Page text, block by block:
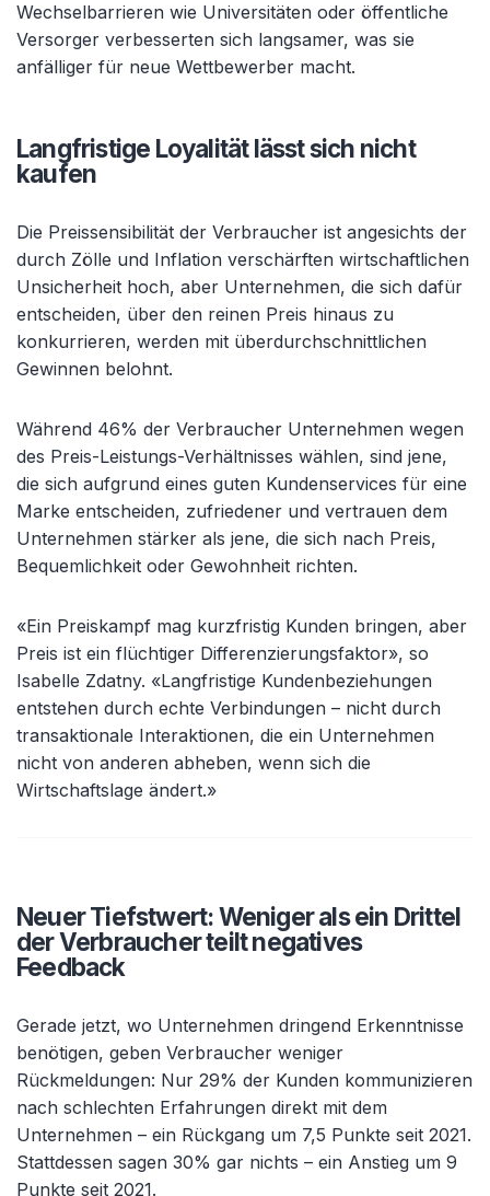
Wechselbarrieren wie Universitäten oder öffentliche
Versorger verbesserten sich langsamer, was sie
anfälliger für neue Wettbewerber macht.
Langfristige Loyalität lässt sich nicht
kaufen
Die Preissensibilität der Verbraucher ist angesichts der
durch Zölle und Inflation verschärften wirtschaftlichen
Unsicherheit hoch, aber Unternehmen, die sich dafür
entscheiden, über den reinen Preis hinaus zu
konkurrieren, werden mit überdurchschnittlichen
Gewinnen belohnt.
Während 46% der Verbraucher Unternehmen wegen
des Preis-Leistungs-Verhältnisses wählen, sind jene,
die sich aufgrund eines guten Kundenservices für eine
Marke entscheiden, zufriedener und vertrauen dem
Unternehmen stärker als jene, die sich nach Preis,
Bequemlichkeit oder Gewohnheit richten.
«Ein Preiskampf mag kurzfristig Kunden bringen, aber
Preis ist ein flüchtiger Differenzierungsfaktor», so
Isabelle Zdatny. «Langfristige Kundenbeziehungen
entstehen durch echte Verbindungen – nicht durch
transaktionale Interaktionen, die ein Unternehmen
nicht von anderen abheben, wenn sich die
Wirtschaftslage ändert.»
Neuer Tiefstwert: Weniger als ein Drittel
der Verbraucher teilt negatives
Feedback
Gerade jetzt, wo Unternehmen dringend Erkenntnisse
benötigen, geben Verbraucher weniger
Rückmeldungen: Nur 29% der Kunden kommunizieren
nach schlechten Erfahrungen direkt mit dem
Unternehmen – ein Rückgang um 7,5 Punkte seit 2021.
Stattdessen sagen 30% gar nichts – ein Anstieg um 9
Punkte seit 2021.